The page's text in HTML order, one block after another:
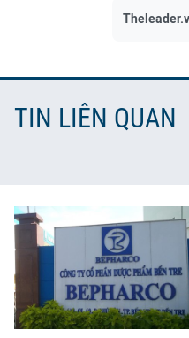
TIN LIÊN QUAN